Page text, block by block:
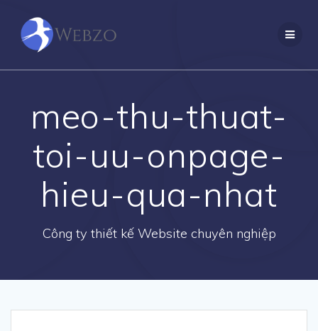
meo-thu-thuat-
toi-uu-onpage-
hieu-qua-nhat
Công ty thiết kế Website chuyên nghiệp